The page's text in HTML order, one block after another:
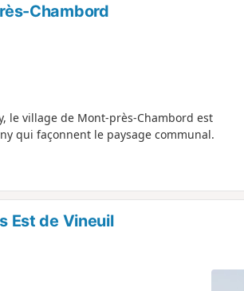
Chambord
le village de Mont-près-Chambord est
qui façonnent le paysage communal.
Est de Vineuil